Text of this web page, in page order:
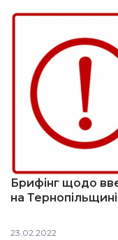
Брифінг щодо
на
23.02.2022